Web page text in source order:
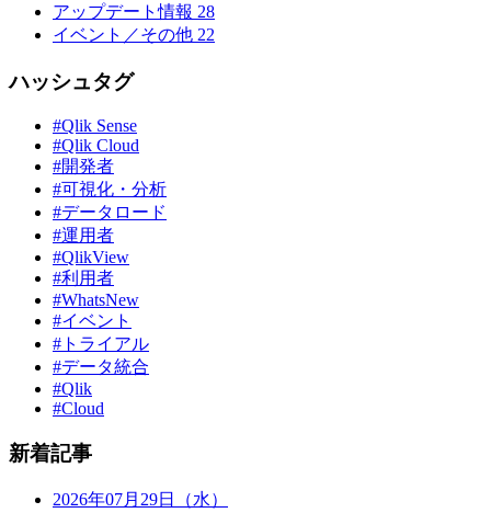
アップデート情報 28
イベント／その他 22
ハッシュタグ
#Qlik Sense
#Qlik Cloud
#開発者
#可視化・分析
#データロード
#運用者
#QlikView
#利用者
#WhatsNew
#イベント
#トライアル
#データ統合
#Qlik
#Cloud
新着記事
2026年07月29日（水）